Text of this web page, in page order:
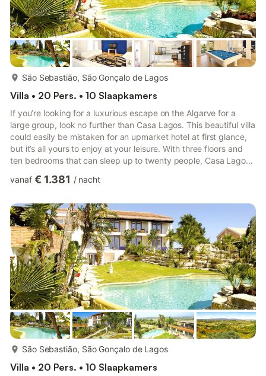
São Sebastião, São Gonçalo de Lagos
Villa • 20 Pers. • 10 Slaapkamers
If you’re looking for a luxurious escape on the Algarve for a
large group, look no further than Casa Lagos. This beautiful villa
could easily be mistaken for an upmarket hotel at first glance,
but it’s all yours to enjoy at your leisure. With three floors and
ten bedrooms that can sleep up to twenty people, Casa Lagos
holiday together.This trendy modern villa offers plenty of space
arrive, you’ll notice how open and welcoming the entire space is
with every comfor...
vanaf € 1.381 / nacht
São Sebastião, São Gonçalo de Lagos
Villa • 20 Pers. • 10 Slaapkamers